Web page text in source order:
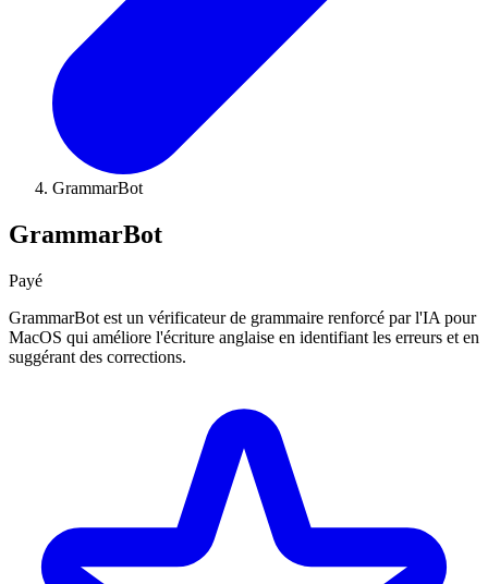
GrammarBot
GrammarBot
Payé
GrammarBot est un vérificateur de grammaire renforcé par l'IA pour
MacOS qui améliore l'écriture anglaise en identifiant les erreurs et en
suggérant des corrections.